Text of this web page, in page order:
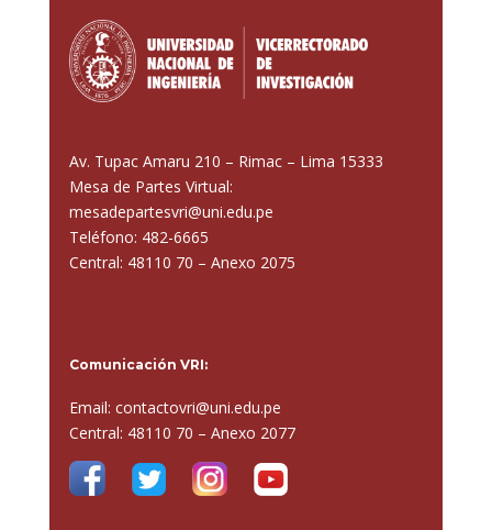
Av. Tupac Amaru 210 – Rimac – Lima 15333
Mesa de Partes Virtual:
mesadepartesvri@uni.edu.pe
Teléfono: 482-6665
Central: 48110 70 – Anexo 2075
Comunicación VRI:
Email: contactovri@uni.edu.pe
Central: 48110 70 – Anexo 2077